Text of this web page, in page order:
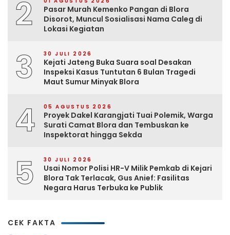
2
Pasar Murah Kemenko Pangan di Blora
Disorot, Muncul Sosialisasi Nama Caleg di
Lokasi Kegiatan
3 30 JULI 2026
Kejati Jateng Buka Suara soal Desakan
Inspeksi Kasus Tuntutan 6 Bulan Tragedi
Maut Sumur Minyak Blora
4 05 AGUSTUS 2026
Proyek Dakel Karangjati Tuai Polemik, Warga
Surati Camat Blora dan Tembuskan ke
Inspektorat hingga Sekda
5 30 JULI 2026
Usai Nomor Polisi HR-V Milik Pemkab di Kejari
Blora Tak Terlacak, Gus Anief: Fasilitas
Negara Harus Terbuka ke Publik
CEK FAKTA